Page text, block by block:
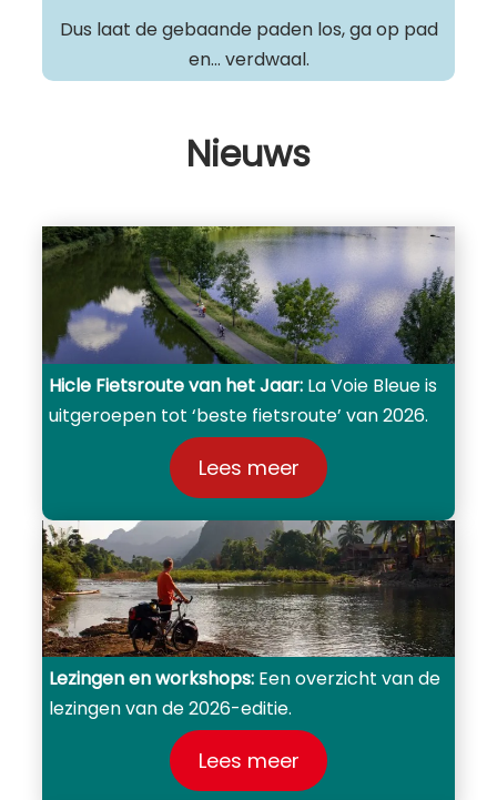
Dus laat de gebaande paden los, ga op pad
en… verdwaal.
Nieuws
Hicle Fietsroute van het Jaar: La Voie Bleue is
uitgeroepen tot ‘beste fietsroute’ van 2026.
Lees meer
Lezingen en workshops: Een overzicht van de
lezingen van de 2026-editie.
Lees meer